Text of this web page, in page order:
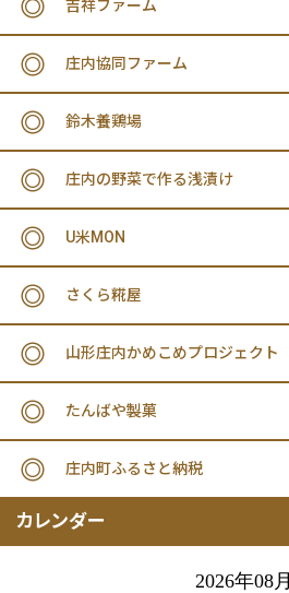
吉祥ファーム
庄内協同ファーム
鈴木養鶏場
庄内の野菜で作る浅漬け
U米MON
さくら糀屋
山形庄内かめこめプロジェクト
たんばや製菓
庄内町ふるさと納税
カレンダー
2026年08月